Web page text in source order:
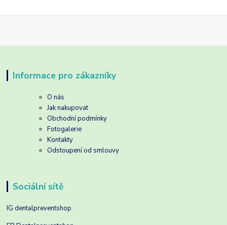
Informace pro zákazníky
O nás
Jak nakupovat
Obchodní podmínky
Fotogalerie
Kontakty
Odstoupení od smlouvy
Sociální sítě
IG dentalpreventshop